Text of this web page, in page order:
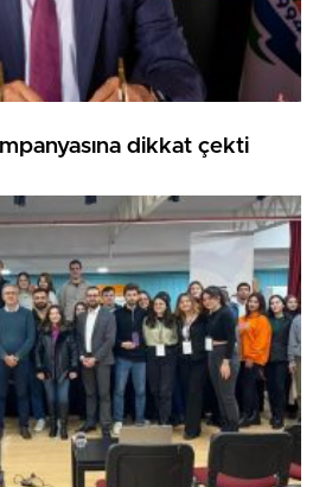
dikkat çekti